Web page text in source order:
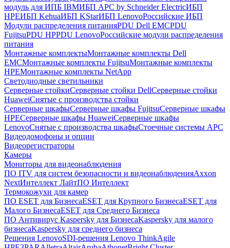
модуль для ИПБ IBMИБП APC by Schneider ElectricИБП
HPEИБП KehuaИБП KStarИБП LenovoРоссийские ИБП
Модули распределения питанияPDU Dell EMCPDU
FujitsuPDU HPPDU LenovoРоссийские модули распределения
питания
Монтажные комплектыМонтажные комплекты Dell
EMCМонтажные комплекты FujitsuМонтажные комплекты
HPEМонтажные комплекты NetApp
Светодиодные светильники
Серверные стойкиСерверные стойки DellСерверные стойки
HuaweiСнятые с производства стойки
Серверные шкафыСерверные шкафы FujitsuСерверные шкафы
HPEСерверные шкафы HuaweiСерверные шкафы
LenovoСнятые с производства шкафыСтоечные системы APC
Видеодомофоны и опции
Видеорегистраторы
Камеры
Мониторы для видеонаблюдения
ПО ITV для систем безопасности и видеонаблюденияAxxon
NextИнтеллект ЛайтПО Интеллект
Термокожухи для камер
ПО ESET для БизнесаESET для Крупного БизнесаESET для
Малого БизнесаESET для Среднего Бизнеса
ПО Антивирус Kaspersky для БизнесаKaspersky для малого
бизнесаKaspersky для среднего бизнеса
Решения LenovoSDI-решения Lenovo ThinkAgile